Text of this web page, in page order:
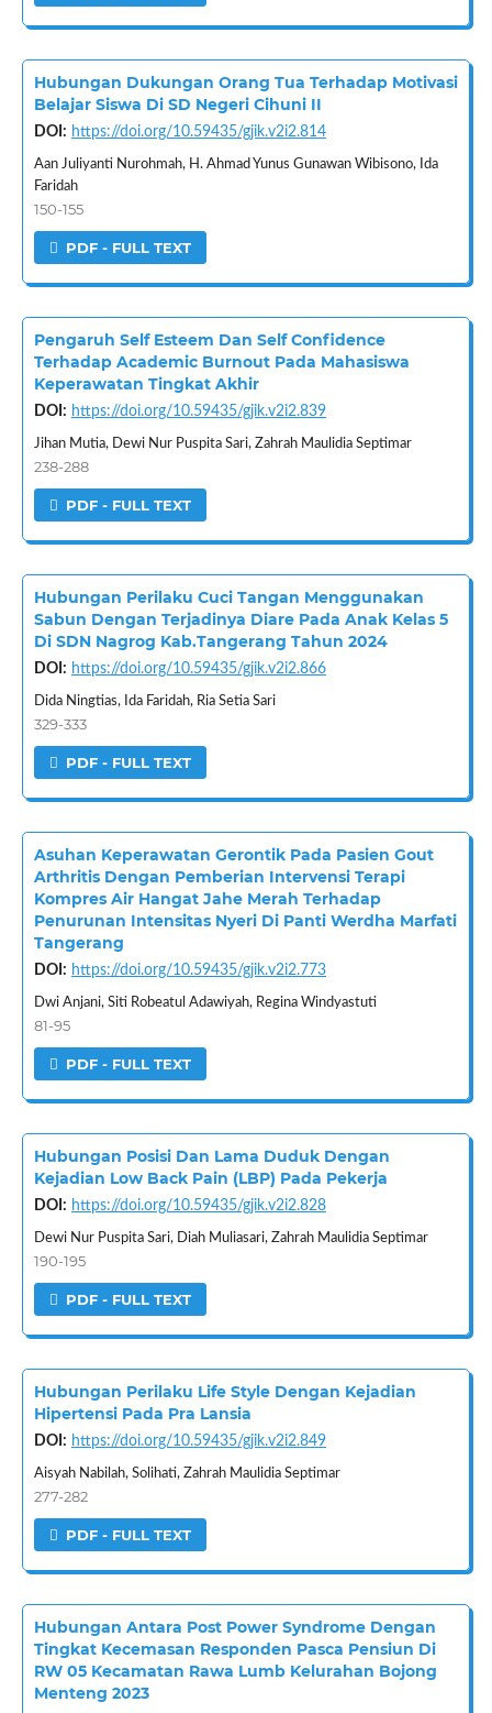
Hubungan Dukungan Orang Tua Terhadap Motivasi
Belajar Siswa Di SD Negeri Cihuni II
DOI: https://doi.org/10.59435/gjik.v2i2.814
Aan Juliyanti Nurohmah, H. Ahmad Yunus Gunawan Wibisono, Ida
Faridah
150-155
PDF - FULL TEXT
Pengaruh Self Esteem Dan Self Confidence
Terhadap Academic Burnout Pada Mahasiswa
Keperawatan Tingkat Akhir
DOI: https://doi.org/10.59435/gjik.v2i2.839
Jihan Mutia, Dewi Nur Puspita Sari, Zahrah Maulidia Septimar
238-288
PDF - FULL TEXT
Hubungan Perilaku Cuci Tangan Menggunakan
Sabun Dengan Terjadinya Diare Pada Anak Kelas 5
Di SDN Nagrog Kab.Tangerang Tahun 2024
DOI: https://doi.org/10.59435/gjik.v2i2.866
Dida Ningtias, Ida Faridah, Ria Setia Sari
329-333
PDF - FULL TEXT
Asuhan Keperawatan Gerontik Pada Pasien Gout
Arthritis Dengan Pemberian Intervensi Terapi
Kompres Air Hangat Jahe Merah Terhadap
Penurunan Intensitas Nyeri Di Panti Werdha Marfati
Tangerang
DOI: https://doi.org/10.59435/gjik.v2i2.773
Dwi Anjani, Siti Robeatul Adawiyah, Regina Windyastuti
81-95
PDF - FULL TEXT
Hubungan Posisi Dan Lama Duduk Dengan
Kejadian Low Back Pain (LBP) Pada Pekerja
DOI: https://doi.org/10.59435/gjik.v2i2.828
Dewi Nur Puspita Sari, Diah Muliasari, Zahrah Maulidia Septimar
190-195
PDF - FULL TEXT
Hubungan Perilaku Life Style Dengan Kejadian
Hipertensi Pada Pra Lansia
DOI: https://doi.org/10.59435/gjik.v2i2.849
Aisyah Nabilah, Solihati, Zahrah Maulidia Septimar
277-282
PDF - FULL TEXT
Hubungan Antara Post Power Syndrome Dengan
Tingkat Kecemasan Responden Pasca Pensiun Di
RW 05 Kecamatan Rawa Lumb Kelurahan Bojong
Menteng 2023